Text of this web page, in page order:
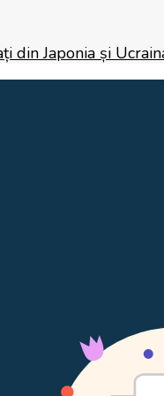
din Japonia și